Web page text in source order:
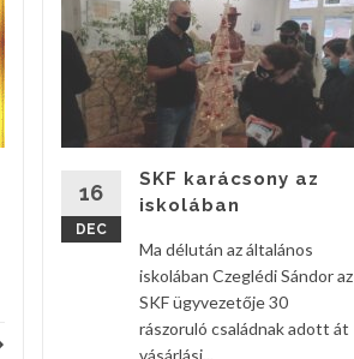
16
DEC
SKF karácsony az
iskolában
Ma délután az általános
iskolában Czeglédi Sándor az
SKF ügyvezetője 30
rászoruló családnak adott át
vásárlási...